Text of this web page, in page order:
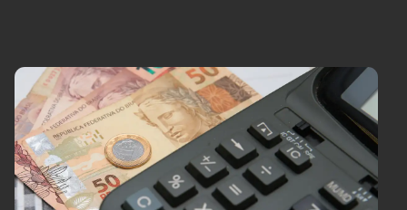
Agronegócios
Brasil
Brasil Mineral
Ciência &
Tecnologia
Cinema
Comportamento
Cultura
Economia
Educação
Infraestrutura
Internacional
Meio Ambiente
Podcast
Política
Saúde
Tempo